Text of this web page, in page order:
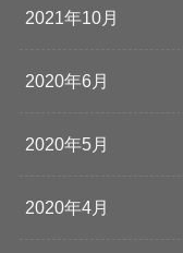
2021年10月
2020年6月
2020年5月
2020年4月